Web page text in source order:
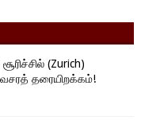
(Zurich)
தரையிறக்கம்!